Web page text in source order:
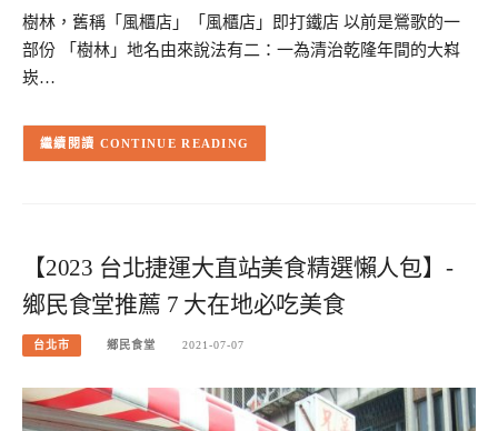
樹林，舊稱「風櫃店」「風櫃店」即打鐵店 以前是鶯歌的一
部份 「樹林」地名由來說法有二：一為清治乾隆年間的大嵙
崁…
CONTINUE READING
【2023 台北捷運大直站美食精選懶人包】-
鄉民食堂推薦 7 大在地必吃美食
台北市 鄉民食堂 2021-07-07